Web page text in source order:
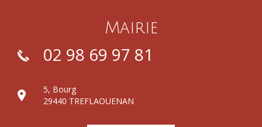
Mairie
02 98 69 97 81
5, Bourg
29440 TREFLAOUENAN